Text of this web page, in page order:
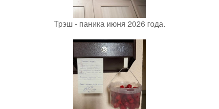
Трэш - паника июня 2026 года.